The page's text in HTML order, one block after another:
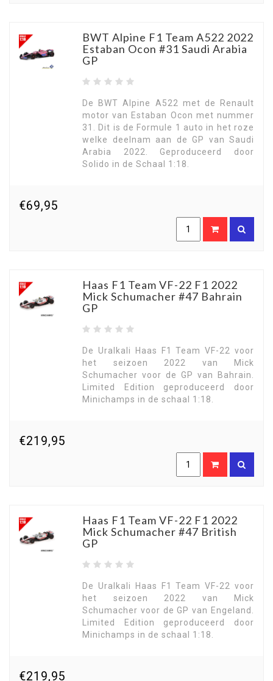
BWT Alpine F1 Team A522 2022
Estaban Ocon #31 Saudi Arabia
GP
De BWT Alpine A522 met de Renault
motor van Estaban Ocon met nummer
31. Dit is de Formule 1 auto in het roze
welke deelnam aan de GP van Saudi
Arabia 2022. Geproduceerd door
Solido in de Schaal 1:18.
€69,95
Haas F1 Team VF-22 F1 2022
Mick Schumacher #47 Bahrain
GP
De Uralkali Haas F1 Team VF-22 voor
het seizoen 2022 van Mick
Schumacher voor de GP van Bahrain.
Limited Edition geproduceerd door
Minichamps in de schaal 1:18.
€219,95
Haas F1 Team VF-22 F1 2022
Mick Schumacher #47 British
GP
De Uralkali Haas F1 Team VF-22 voor
het seizoen 2022 van Mick
Schumacher voor de GP van Engeland.
Limited Edition geproduceerd door
Minichamps in de schaal 1:18.
€219,95